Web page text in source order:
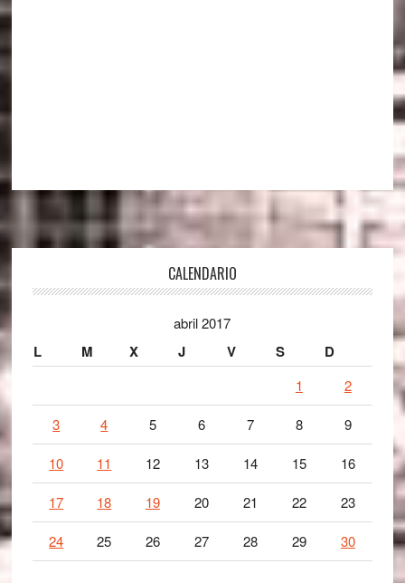
CALENDARIO
abril 2017
L M X J V S D
1 2
3 4 5 6 7 8 9
10 11 12 13 14 15 16
17 18 19 20 21 22 23
24 25 26 27 28 29 30